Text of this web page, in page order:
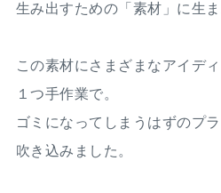
生み出すための「素材」に生ま
この素材にさまざまなアイデ
１つ手作業で。
ゴミになってしまうはずのプ
吹き込みました。